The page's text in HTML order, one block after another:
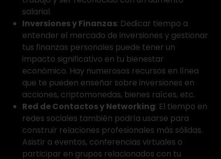
salarial.
Inversiones y Finanzas: Dedicar tiempo a
entender el mercado de inversiones y gestionar
tus finanzas personales puede tener un
impacto significativo en tu bienestar
económico. Hay numerosos recursos en línea
que te pueden enseñar sobre inversiones en
acciones, criptomonedas, bienes raíces, etc.
Red de Contactos y Networking: El tiempo en
redes sociales también podría usarse para
construir relaciones profesionales más sólidas.
Asistir a eventos, conferencias virtuales o
participar en grupos relacionados con tu